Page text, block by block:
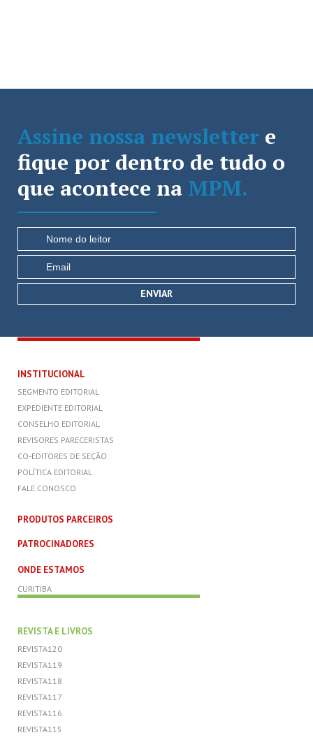
Assine nossa newsletter e
fique por dentro de tudo o
que acontece na MPM.
INSTITUCIONAL
SEGMENTO EDITORIAL
EXPEDIENTE EDITORIAL
CONSELHO EDITORIAL
REVISORES PARECERISTAS
CO-EDITORES DE SEÇÃO
POLÍTICA EDITORIAL
FALE CONOSCO
PRODUTOS PARCEIROS
PATROCINADORES
ONDE ESTAMOS
CURITIBA
REVISTA E LIVROS
REVISTA120
REVISTA119
REVISTA118
REVISTA117
REVISTA116
REVISTA115